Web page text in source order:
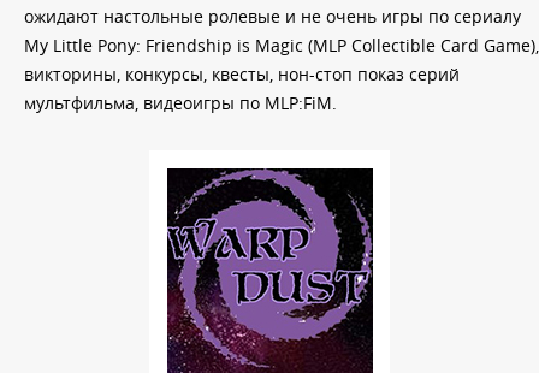
ожидают настольные ролевые и не очень игры по сериалу
My Little Pony: Friendship is Magic (MLP Collectible Card Game),
викторины, конкурсы, квесты, нон-стоп показ серий
мультфильма, видеоигры по MLP:FiM.